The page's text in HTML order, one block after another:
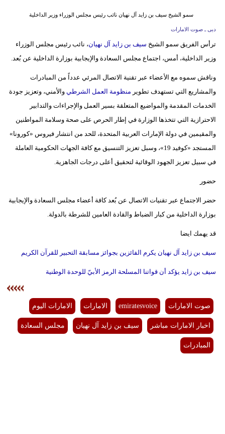
إسلامية
مدوَّنات
أبراج
سيارات
سمو الشيخ سيف بن زايد آل نهيان نائب رئيس مجلس الوزراء وزير الداخلية
دبى ـ صوت الامارات
ترأس الفريق سمو الشيخ سيف بن زايد آل نهيان، نائب رئيس مجلس الوزراء
وزير الداخلية، أمس، اجتماع مجلس السعادة والإيجابية بوزارة الداخلية عن بُعد.
وناقش سموه مع الأعضاء عبر تقنية الاتصال المرئي عدداً من المبادرات
والمشاريع التي تستهدف تطوير منظومة العمل الشرطي والأمني، وتعزيز جودة
الخدمات المقدمة والمواضيع المتعلقة بسير العمل والإجراءات والتدابير
الاحترازية التي تتخذها الوزارة في إطار الحرص على صحة وسلامة المواطنين
والمقيمين في دولة الإمارات العربية المتحدة، للحد من انتشار فيروس «كورونا»
المستجد «كوفيد 19»، وسبل تعزيز التنسيق مع كافة الجهات الحكومية العاملة
في سبيل تعزيز الجهود الوقائية لتحقيق أعلى درجات الجاهزية.
حضور
حضر الاجتماع عبر تقنيات الاتصال عن بُعد كافة أعضاء مجلس السعادة والإيجابية
بوزارة الداخلية من كبار الضباط والقادة العامين للشرطة بالدولة.
قد يهمك ايضا
سيف بن زايد آل نهيان يكرم الفائزين بجوائز مسابقة التحبير للقرآن الكريم
سيف بن زايد يؤكد أن قواتنا المسلحة الرمز الأبيّ للوحدة الوطنية
صوت الامارات emiratesvoice الامارات الامارات اليوم
اخبار الامارات مباشر سيف بن زايد آل نهيان مجلس السعادة
المبادرات